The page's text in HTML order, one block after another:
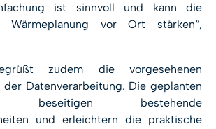
ist sinnvoll und kann die
Wärmeplanung vor Ort stärken“,
zudem die vorgesehenen
Datenverarbeitung. Die geplanten
beseitigen bestehende
und erleichtern die praktische